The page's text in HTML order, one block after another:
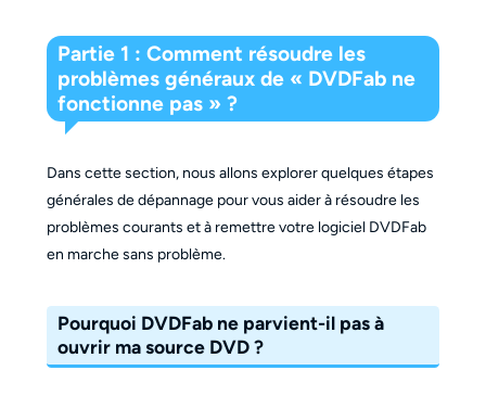
Partie 1 : Comment résoudre les
problèmes généraux de « DVDFab ne
fonctionne pas » ?
Dans cette section, nous allons explorer quelques étapes
générales de dépannage pour vous aider à résoudre les
problèmes courants et à remettre votre logiciel DVDFab
en marche sans problème.
Pourquoi DVDFab ne parvient-il pas à
ouvrir ma source DVD ?